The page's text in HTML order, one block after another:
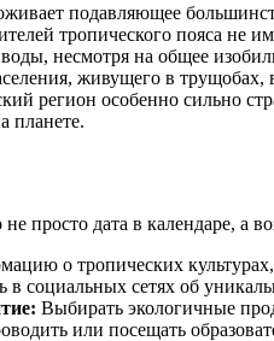
подавляющее
тропического пояса не
несмотря на общее
живущего в
регион особенно сильно
планете.
просто дата в календаре, а
о тропических
в социальных сетях об
Выбирать экологичные
или посещать